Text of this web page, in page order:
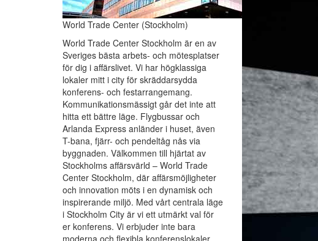
World Trade Center (Stockholm)
World Trade Center Stockholm är en av
Sveriges bästa arbets- och mötesplatser
för dig i affärslivet. Vi har högklassiga
lokaler mitt i city för skräddarsydda
konferens- och festarrangemang.
Kommunikationsmässigt går det inte att
hitta ett bättre läge. Flygbussar och
Arlanda Express anländer i huset, även
T-bana, fjärr- och pendeltåg nås via
byggnaden. Välkommen till hjärtat av
Stockholms affärsvärld – World Trade
Center Stockholm, där affärsmöjligheter
och innovation möts i en dynamisk och
inspirerande miljö. Med vårt centrala läge
i Stockholm City är vi ett utmärkt val för
er konferens. Vi erbjuder inte bara